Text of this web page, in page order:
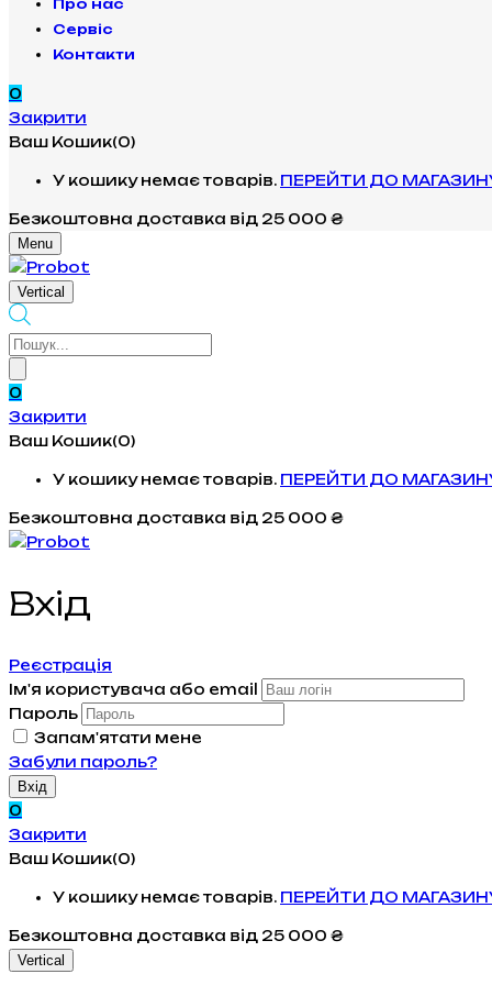
Про нас
Сервіс
Контакти
0
Закрити
Ваш Кошик(0)
У кошику немає товарів. ПЕРЕЙТИ ДО
Безкоштовна доставка від 25 000 ₴
Menu
Vertical
Products
0
Закрити
Ваш Кошик(0)
У кошику немає товарів. ПЕРЕЙТИ ДО
Безкоштовна доставка від 25 000 ₴
Вхiд
Реєстрація
Ім'я користувача або email
Пароль
Запам'ятати мене
Забули пароль?
0
Закрити
Ваш Кошик(0)
У кошику немає товарів. ПЕРЕЙТИ ДО
Безкоштовна доставка від 25 000 ₴
Vertical